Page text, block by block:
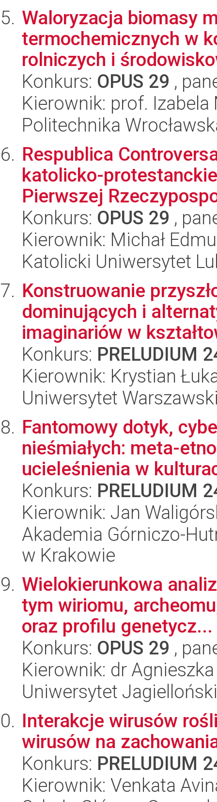
Waloryzacja biomasy
termochemicznych w
rolniczych i
Konkurs: OPUS 29 ,
Kierownik: prof.
Politechnika
Respublica
katolicko-
Pierwszej
Konkurs: OPUS 29 ,
Kierownik: Michał
Katolicki Uniwersytet
Konstruowanie
dominujących i
imaginariów w
Konkurs: PRELUDIUM
Kierownik: Krystian
Uniwersytet
Fantomowy dotyk,
nieśmiałych: meta-
ucieleśnienia w
Konkurs: PRELUDIUM
Kierownik: Jan
Akademia Górniczo-
w Krakowie
Wielokierunkowa
tym wiriomu,
oraz profilu genetycz...
Konkurs: OPUS 29 ,
Kierownik: dr
Uniwersytet Jagielloński
Interakcje wirusów
wirusów na
Konkurs: PRELUDIUM
Kierownik: Venkata